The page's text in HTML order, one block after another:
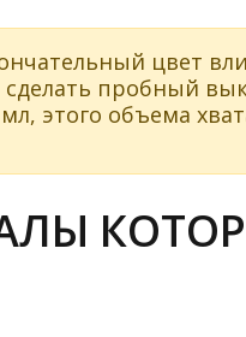
цвет
пробный
этого объема